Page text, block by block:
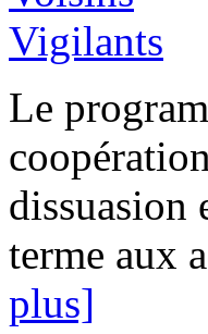
Le
dissuasion
terme aux
plus]